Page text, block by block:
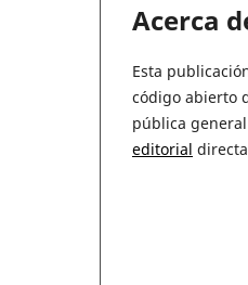
Acerca
Esta
código abierto
pública
editorial